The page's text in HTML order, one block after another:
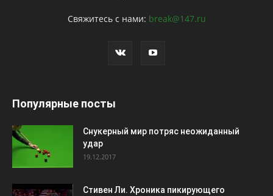
Свяжитесь с нами: break@147.ru
Популярные посты
Снукерный мир потряс неожиданный
удар
19.12.2017
Стивен Ли. Хроника пикирующего